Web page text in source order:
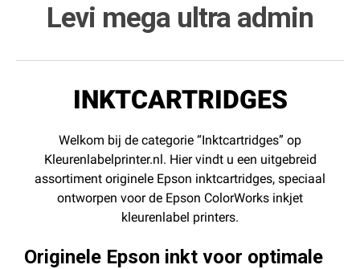
Levi mega ultra admin
INKTCARTRIDGES
Welkom bij de categorie “Inktcartridges” op
Kleurenlabelprinter.nl. Hier vindt u een uitgebreid
assortiment originele Epson inktcartridges, speciaal
ontworpen voor de Epson ColorWorks inkjet
kleurenlabel printers.
Originele Epson inkt voor optimale